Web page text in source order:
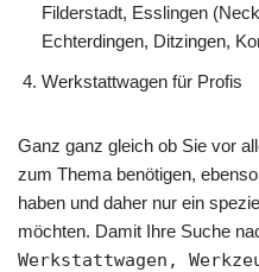
Filderstadt, Esslingen
Echterdingen, Ditzingen,
Werkstattwagen für Profis
Ganz ganz gleich ob Sie vor
zum Thema benötigen,
haben und daher nur ein
möchten. Damit Ihre Suche
Werkstattwagen,